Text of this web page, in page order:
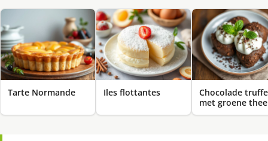
Tarte Normande Iles flottantes
Chocolade
met groene thee